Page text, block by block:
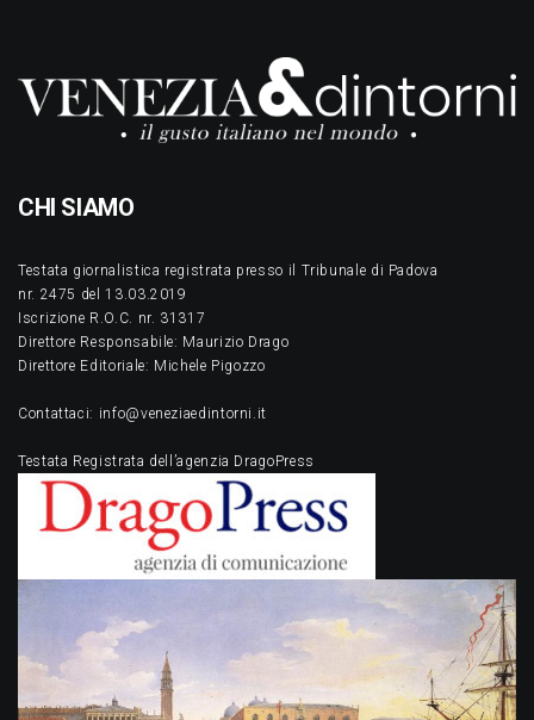
CHI SIAMO
Testata giornalistica registrata presso il Tribunale di Padova
nr. 2475 del 13.03.2019
Iscrizione R.O.C. nr. 31317
Direttore Responsabile: Maurizio Drago
Direttore Editoriale: Michele Pigozzo
Contattaci: info@veneziaedintorni.it
Testata Registrata dell’agenzia DragoPress